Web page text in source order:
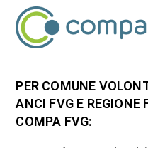
PER COMUNE
ANCI FVG E REGIONE
COMPA FVG: